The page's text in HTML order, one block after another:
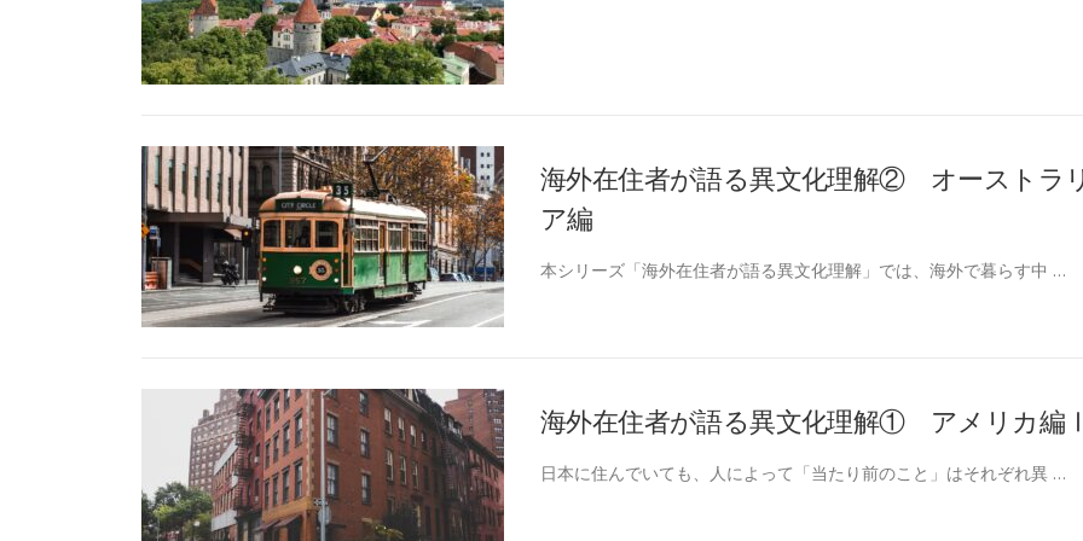
海外在住者が語る異文化理解② オーストラ
ア編
本シリーズ「海外在住者が語る異文化理解」では、海外で暮らす中 …
海外在住者が語る異文化理解① アメリカ編Ⅰ
日本に住んでいても、人によって「当たり前のこと」はそれぞれ異 …